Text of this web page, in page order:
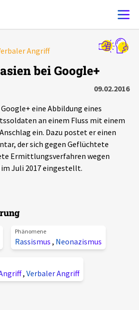
Ereignis melden
Angriff
bei Google+
09.02.2016
eine Abbildung eines
an einem Fluss mit einem
ein. Dazu postet er einen
der sich gegen Geflüchtete
Ermittlungsverfahren wegen
Juli 2017 eingestellt.
Phänomene
Rassismus , Neonazismus
, Verbaler Angriff
Exportieren Filter Erklärungen